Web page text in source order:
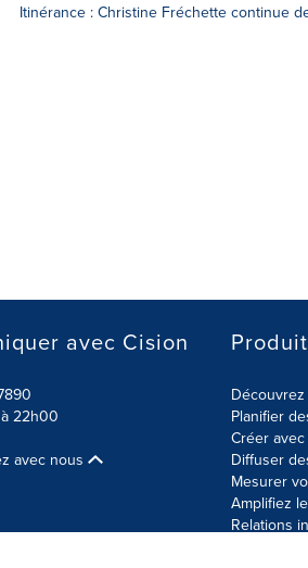
Itinérance : Christine Fréchette continue
avec Cision
22h00
avec nous
Planifier
Créer avec
Diffuser
Mesurer
Amplifiez
Relations